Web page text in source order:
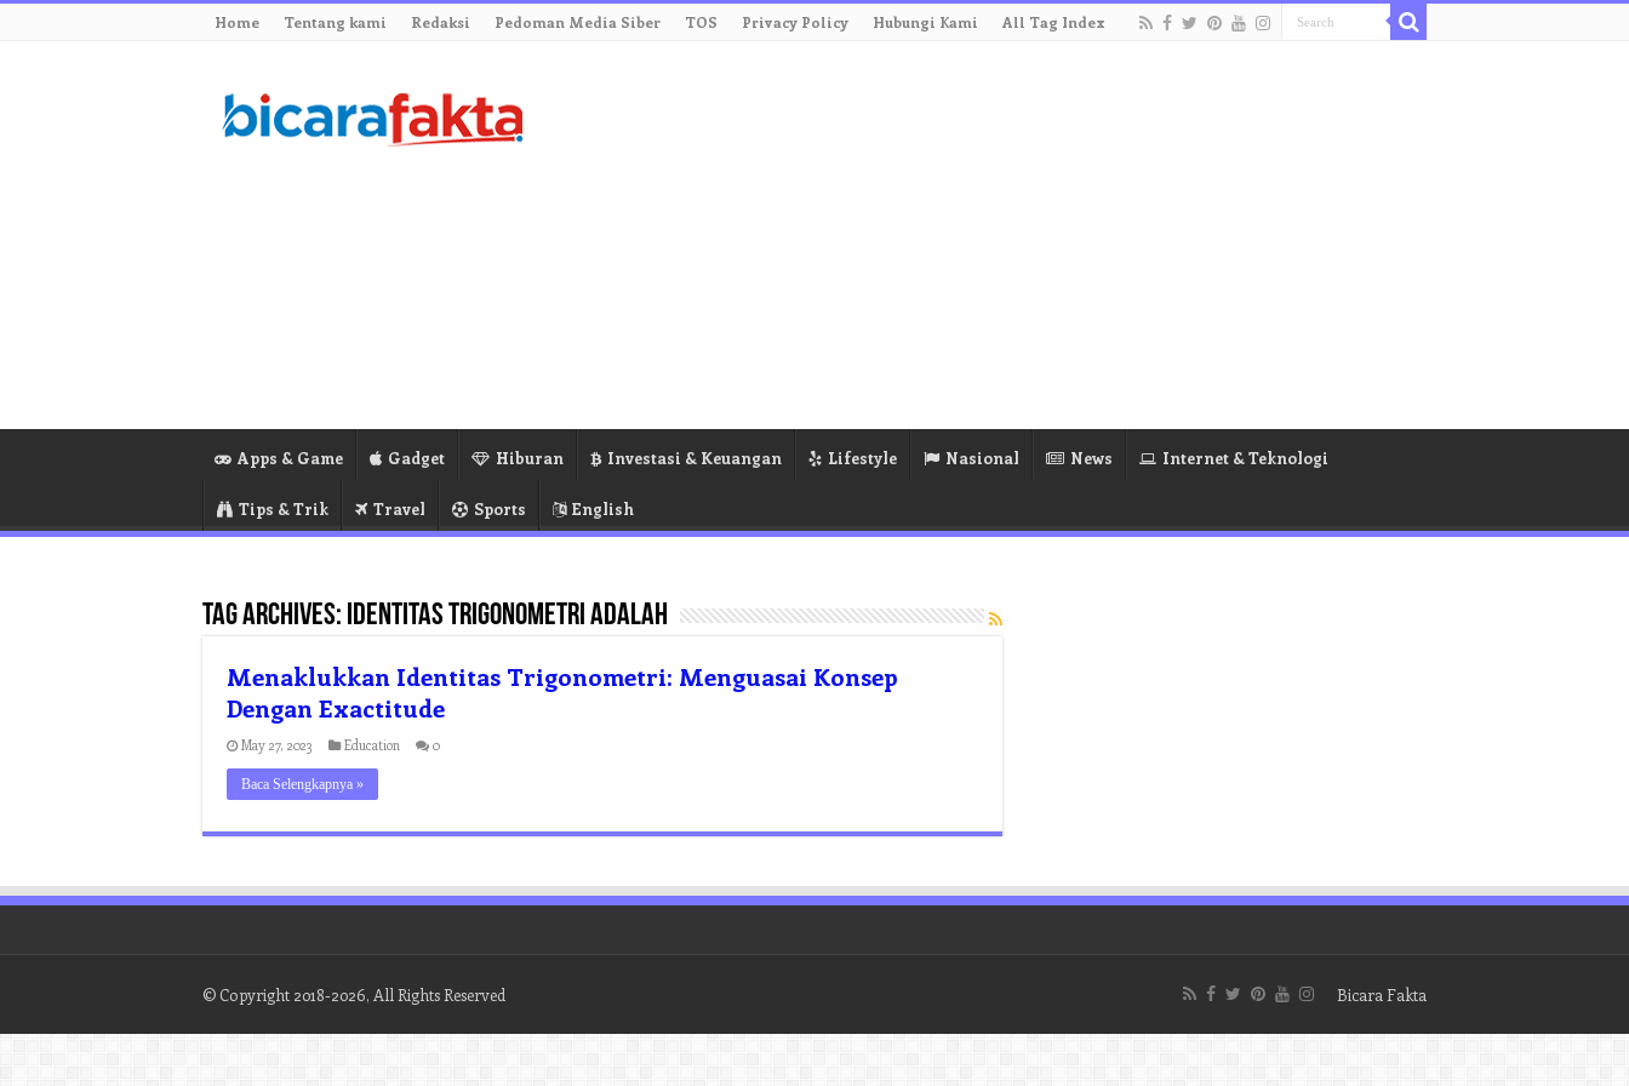
Home Tentang kami Redaksi Pedoman Media Siber TOS Privacy Policy Hubungi Kami All Tag Index
Apps & Game Gadget Hiburan Investasi & Keuangan Lifestyle Nasional News Internet & Teknologi
Tips & Trik Travel Sports English
Tag Archives: identitas trigonometri adalah
Menaklukkan Identitas Trigonometri: Menguasai Konsep
Dengan Exactitude
May 27, 2023 Education 0
Baca Selengkapnya »
Bicara Fakta
© Copyright 2018-2026, All Rights Reserved